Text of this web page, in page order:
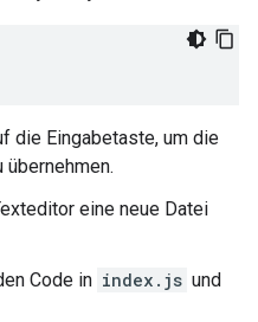
die Eingabetaste, um die
eine neue Datei
Code in index.js und